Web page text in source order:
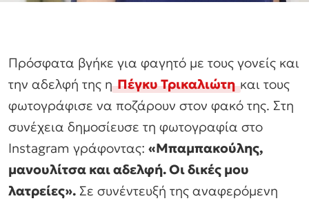
Πρόσφατα βγήκε για φαγητό με τους γονείς και
την αδελφή της η Πέγκυ Τρικαλιώτη και τους
φωτογράφισε να ποζάρουν στον φακό της. Στη
συνέχεια δημοσίευσε τη φωτογραφία στο
Instagram γράφοντας: «Μπαμπακούλης,
μανουλίτσα και αδελφή. Οι δικές μου
λατρείες». Σε συνέντευξή της αναφερόμενη